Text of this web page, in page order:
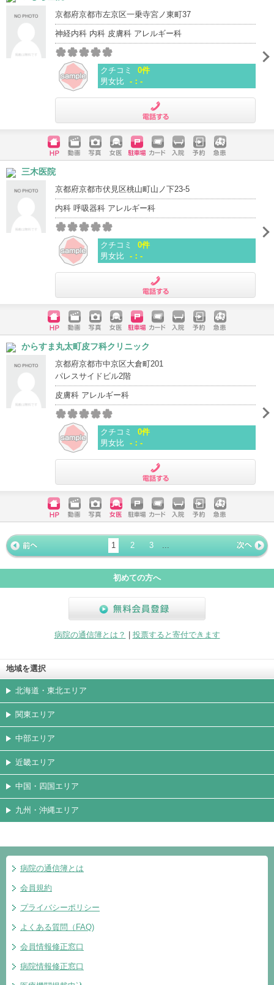
京都府京都市左京区一乗寺宮ノ東町37
神経内科 内科 皮膚科 アレルギー科
クチコミ
0件
男女比 -：-
ホームペ
ージ
動画 写真 女医 駐車場
クレジッ
入院 予約 急患
三木医院
京都府京都市伏見区桃山町山ノ下23-5
内科 呼吸器科 アレルギー科
クチコミ
0件
男女比 -：-
ホームペ
ージ
動画 写真 女医 駐車場
クレジッ
入院 予約 急患
からすま丸太町皮フ科クリニック
京都府京都市中京区大倉町201
パレスサイドビル2階
皮膚科 アレルギー科
クチコミ
0件
男女比 -：-
ホームペ
ージ
動画 写真 女医 駐車場
クレジッ
トカード
入院 予約 急患
« 前ペー
ジ
1 2 3
次ページ
»
初めての方へ
病院の通信簿とは？
投票すると寄付できます
地域を選択
北海道・東北エリア
関東エリア
中部エリア
近畿エリア
中国・四国エリア
九州・沖縄エリア
病院の通信簿とは
会員規約
プライバシーポリシー
よくある質問（FAQ)
会員情報修正窓口
病院情報修正窓口